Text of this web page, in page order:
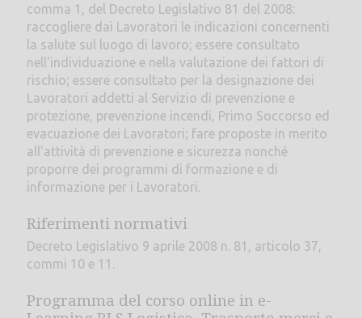
comma 1, del Decreto Legislativo 81 del 2008:
raccogliere dai Lavoratori le indicazioni concernenti
la salute sul luogo di lavoro; essere consultato
nell'individuazione e nella valutazione dei fattori di
rischio; essere consultato per la designazione dei
Lavoratori addetti al Servizio di prevenzione e
protezione, prevenzione incendi, Primo Soccorso ed
evacuazione dei Lavoratori; fare proposte in merito
all'attività di prevenzione e sicurezza nonché
proporre dei programmi di formazione e di
informazione per i Lavoratori.
Riferimenti normativi
Decreto Legislativo 9 aprile 2008 n. 81, articolo 37,
commi 10 e 11.
Programma del corso online in e-